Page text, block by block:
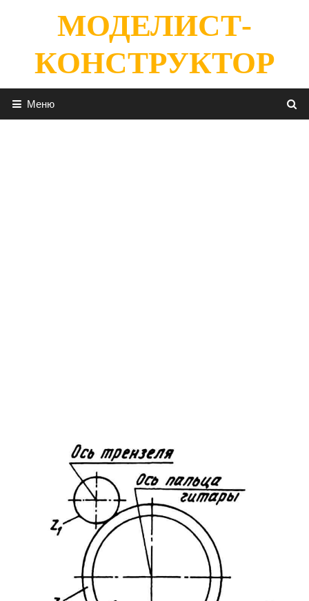
содержимомуМОДЕЛИСТ-
КОНСТРУКТОР
Меню